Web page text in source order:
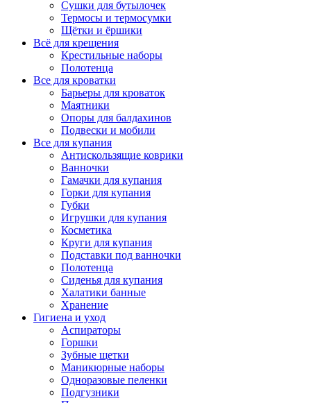
Сушки для бутылочек
Термосы и термосумки
Щётки и ёршики
Всё для крещения
Крестильные наборы
Полотенца
Все для кроватки
Барьеры для кроваток
Маятники
Опоры для балдахинов
Подвески и мобили
Все для купания
Антискользящие коврики
Ванночки
Гамачки для купания
Горки для купания
Губки
Игрушки для купания
Косметика
Круги для купания
Подставки под ванночки
Полотенца
Сиденья для купания
Халатики банные
Хранение
Гигиена и уход
Аспираторы
Горшки
Зубные щетки
Маникюрные наборы
Одноразовые пеленки
Подгузники